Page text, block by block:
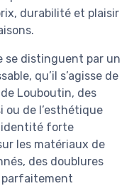
durabilité et plaisir
se distinguent par un
qu’il s’agisse de
Louboutin, des
ou de l’esthétique
identité forte
les matériaux de
des doublures
parfaitement